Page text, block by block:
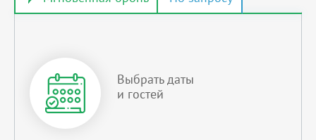
Выбрать даты
и гостей